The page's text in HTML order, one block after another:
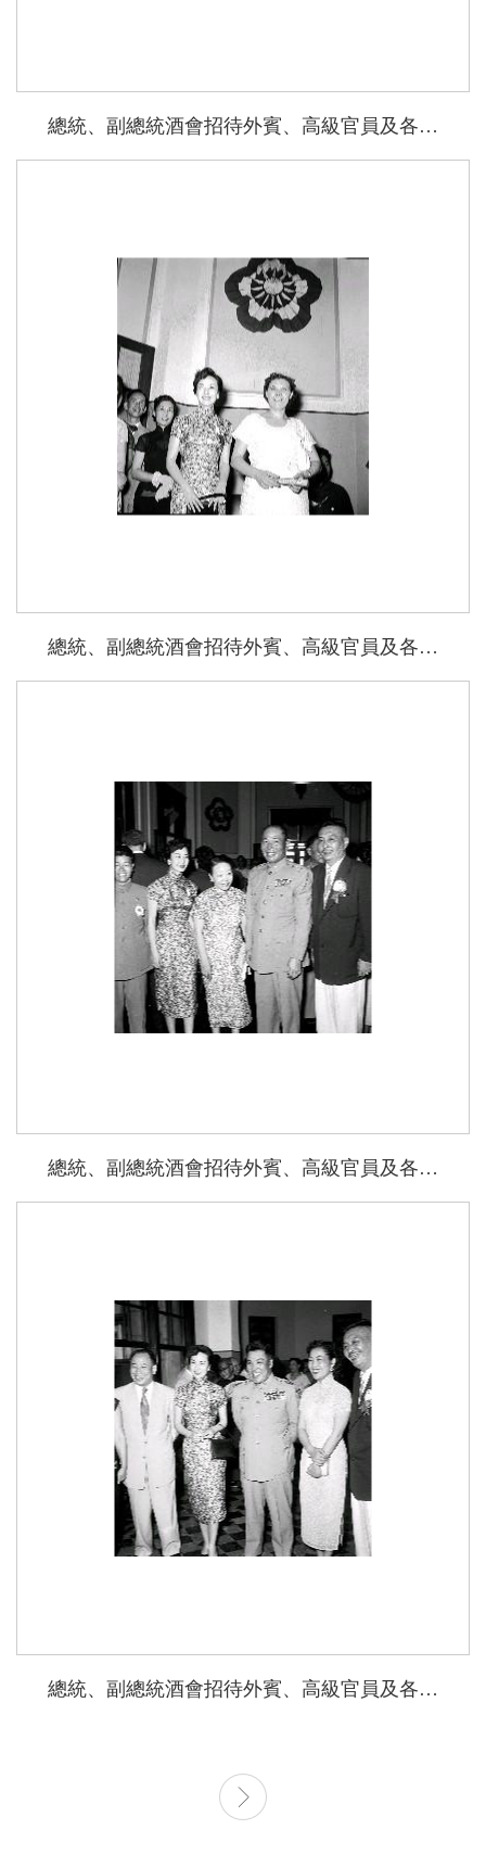
總統、副總統酒會招待外賓、高級官員及各僑團領隊
總統、副總統酒會招待外賓、高級官員及各僑團領隊
總統、副總統酒會招待外賓、高級官員及各僑團領隊
總統、副總統酒會招待外賓、高級官員及各僑團領隊